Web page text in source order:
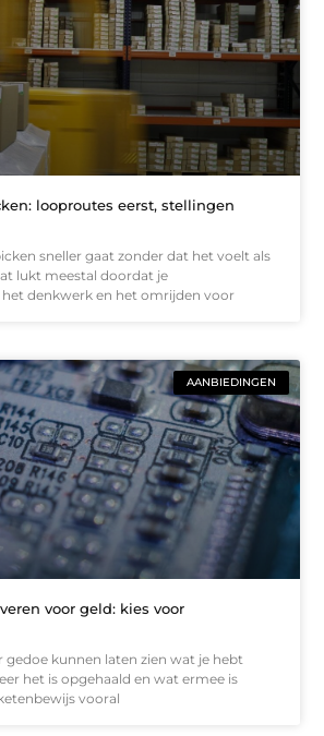
looproutes eerst, stellingen
sneller gaat zonder dat het voelt als
lukt meestal doordat je
denkwerk en het omrijden voor
AANBIEDINGEN
voor geld: kies voor
gedoe kunnen laten zien wat je hebt
het is opgehaald en wat ermee is
vooral